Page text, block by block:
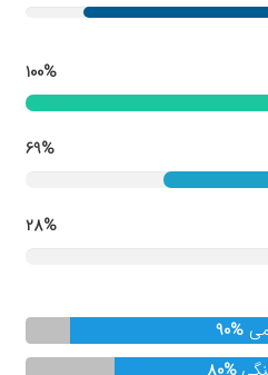
100%
69%
28%
90%